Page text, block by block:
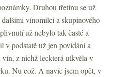
Druhou třetinu se už
vínomilci a skupinového
už nebylo tak časté a
v podstatě už jen povídání a
z nichž leckterá utkvěla v
Nu což. A navíc jsem opět, v